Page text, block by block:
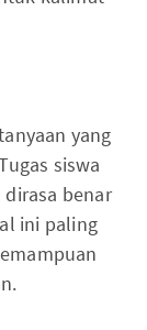
yang
siswa
benar
ini paling